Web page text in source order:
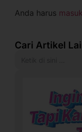
Anda harus masuk
Cari Artikel